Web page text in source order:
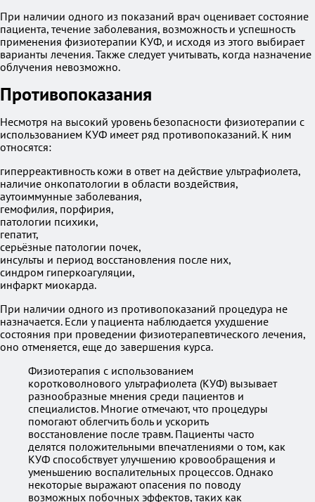
При наличии одного из показаний врач оценивает состояние
пациента, течение заболевания, возможность и успешность
применения физиотерапии КУФ, и исходя из этого выбирает
варианты лечения. Также следует учитывать, когда назначение
облучения невозможно.
Противопоказания
Несмотря на высокий уровень безопасности физиотерапии с
использованием КУФ имеет ряд противопоказаний. К ним
относятся:
гиперреактивность кожи в ответ на действие ультрафиолета,
наличие онкопатологии в области воздействия,
аутоиммунные заболевания,
гемофилия, порфирия,
патологии психики,
гепатит,
серьёзные патологии почек,
инсульты и период восстановления после них,
синдром гиперкоагуляции,
инфаркт миокарда.
При наличии одного из противопоказаний процедура не
назначается. Если у пациента наблюдается ухудшение
состояния при проведении физиотерапевтического лечения,
оно отменяется, еще до завершения курса.
Физиотерапия с использованием
коротковолнового ультрафиолета (КУФ) вызывает
разнообразные мнения среди пациентов и
специалистов. Многие отмечают, что процедуры
помогают облегчить боль и ускорить
восстановление после травм. Пациенты часто
делятся положительными впечатлениями о том, как
КУФ способствует улучшению кровообращения и
уменьшению воспалительных процессов. Однако
некоторые выражают опасения по поводу
возможных побочных эффектов, таких как